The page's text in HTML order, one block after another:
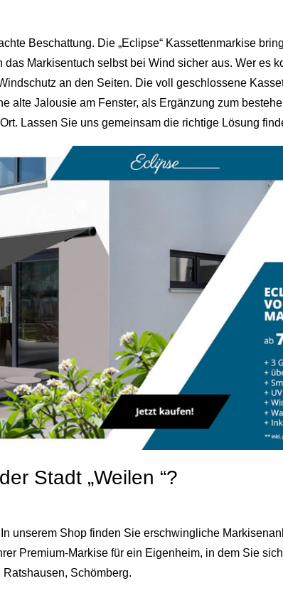
Beschattung. Die „Eclipse“ Kassettenmarkise
Markisentuch selbst bei Wind sicher aus. Wer es
an den Seiten. Die voll geschlossene
alte Jalousie am Fenster, als Ergänzung zum
Lassen Sie uns gemeinsam die richtige Lösung
Stadt „Weilen “?
unserem Shop finden Sie erschwingliche
Premium-Markise für ein Eigenheim, in dem Sie
Ratshausen, Schömberg.